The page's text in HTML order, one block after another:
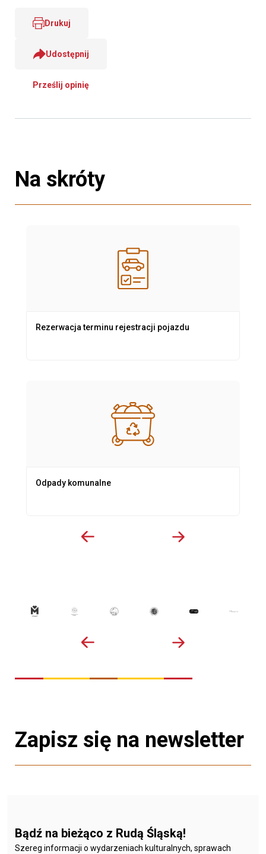
Drukuj
Udostępnij
Prześlij opinię
Na skróty
Rezerwacja terminu rejestracji pojazdu
Odpady komunalne
Zapisz się na newsletter
Bądź na bieżąco z Rudą Śląską!
Szereg informacji o wydarzeniach kulturalnych, sprawach